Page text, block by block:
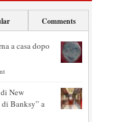
Comments
a casa dopo
New
Banksy” a